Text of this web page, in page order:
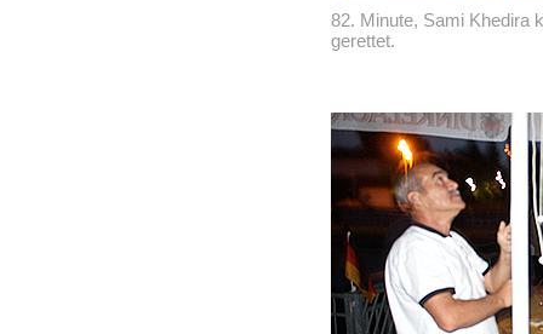
82. Minute, Sami Khedira
gerettet.